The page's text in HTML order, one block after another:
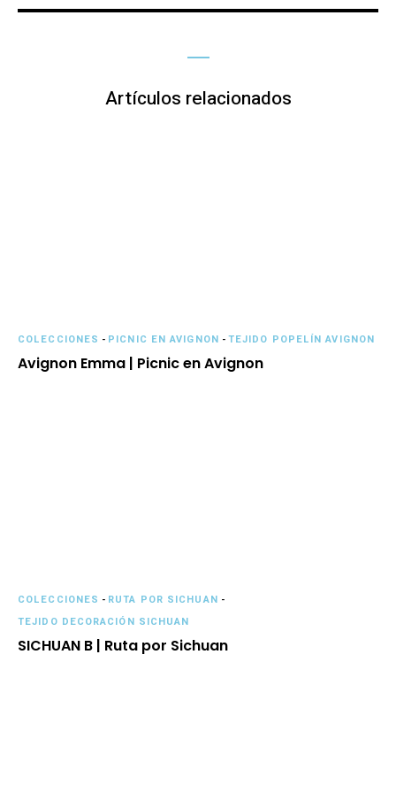
Artículos relacionados
COLECCIONES - PICNIC EN AVIGNON -TEJIDO POPELÍN AVIGNON
Avignon Emma | Picnic en Avignon
COLECCIONES - RUTA POR SICHUAN -
TEJIDO DECORACIÓN SICHUAN
SICHUAN B | Ruta por Sichuan